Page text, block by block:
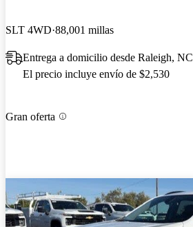
SLT 4WD 88,001 millas
Entrega a domicilio desde Raleigh, NC
El precio incluye envío de $2,530
Gran oferta